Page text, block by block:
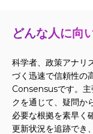
どんな人に向
科学者、政策アナリ
づく迅速で信頼性の
Consensusです。主
クを通じて、疑問か
必要な根拠を素早く
更新状況を追跡でき